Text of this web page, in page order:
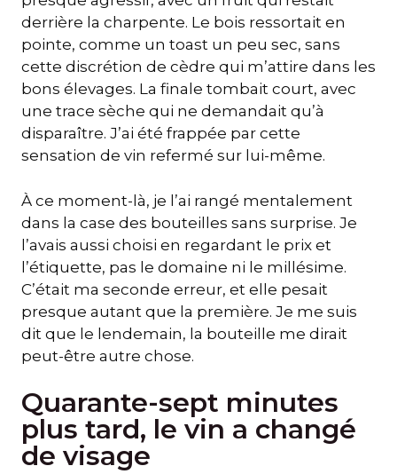
derrière la charpente. Le bois ressortait en
pointe, comme un toast un peu sec, sans
cette discrétion de cèdre qui m’attire dans les
bons élevages. La finale tombait court, avec
une trace sèche qui ne demandait qu’à
disparaître. J’ai été frappée par cette
sensation de vin refermé sur lui-même.
À ce moment-là, je l’ai rangé mentalement
dans la case des bouteilles sans surprise. Je
l’avais aussi choisi en regardant le prix et
l’étiquette, pas le domaine ni le millésime.
C’était ma seconde erreur, et elle pesait
presque autant que la première. Je me suis
dit que le lendemain, la bouteille me dirait
peut-être autre chose.
Quarante-sept minutes
plus tard, le vin a changé
de visage